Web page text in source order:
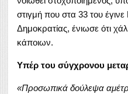
στιγμή που στα 33 του
Δημοκρατίας, ένιωσε ότι
κάποιων.
Υπέρ του σύγχρονου
«Προσωπικά δούλεψα